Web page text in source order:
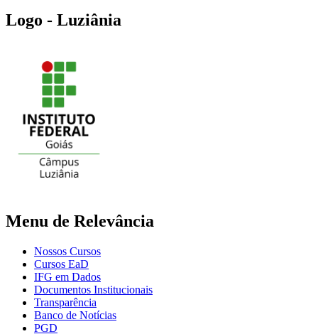
Logo - Luziânia
Menu de Relevância
Nossos Cursos
Cursos EaD
IFG em Dados
Documentos Institucionais
Transparência
Banco de Notícias
PGD